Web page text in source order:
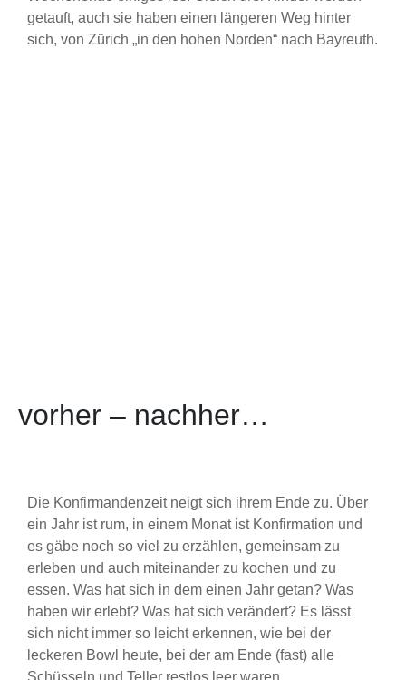
getauft, auch sie haben einen längeren Weg hinter
sich, von Zürich „in den hohen Norden“ nach Bayreuth.
vorher – nachher…
Die Konfirmandenzeit neigt sich ihrem Ende zu. Über
ein Jahr ist rum, in einem Monat ist Konfirmation und
es gäbe noch so viel zu erzählen, gemeinsam zu
erleben und auch miteinander zu kochen und zu
essen. Was hat sich in dem einen Jahr getan? Was
haben wir erlebt? Was hat sich verändert? Es lässt
sich nicht immer so leicht erkennen, wie bei der
leckeren Bowl heute, bei der am Ende (fast) alle
Schüsseln und Teller restlos leer waren…